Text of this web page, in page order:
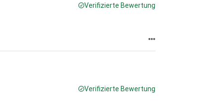
Verifizierte Bewertung
Verifizierte Bewertung